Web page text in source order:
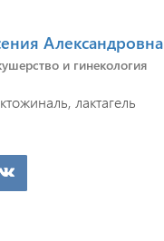
Александровна
и гинекология
лактагель